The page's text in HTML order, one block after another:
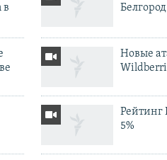
в
Новые
Рейтинг
5%